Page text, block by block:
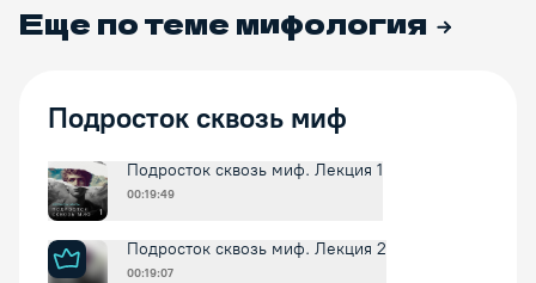
Еще по теме мифология
Подросток сквозь миф
Подросток сквозь миф. Лекция 1
00:19:49
Подросток сквозь миф. Лекция 2
00:19:07